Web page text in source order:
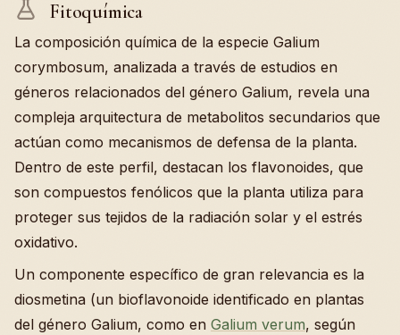
Fitoquímica
La composición química de la especie Galium
corymbosum, analizada a través de estudios en
géneros relacionados del género Galium, revela una
compleja arquitectura de metabolitos secundarios que
actúan como mecanismos de defensa de la planta.
Dentro de este perfil, destacan los flavonoides, que
son compuestos fenólicos que la planta utiliza para
proteger sus tejidos de la radiación solar y el estrés
oxidativo.
Un componente específico de gran relevancia es la
diosmetina (un bioflavonoide identificado en plantas
del género Galium, como en Galium verum, según